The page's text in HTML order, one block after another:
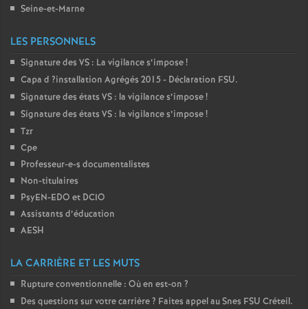
s
Seine-et-Marne
LES PERSONNELS
Signature des VS : La vigilance s’impose!
Capa d ?installation Agrégés 2015 - Déclaration FSU.
Signature des états VS : la vigilance s’impose!
Signature des états VS : la vigilance s’impose!
Tzr
Cpe
Professeur-e-s documentalistes
Non-titulaires
PsyEN-EDO et DCIO
Assistants d’éducation
AESH
LA CARRIÈRE ET LES MUTS
Rupture conventionnelle : Où en est-on ?
Des questions sur votre carrière? Faites appel au Snes FSU Créteil.